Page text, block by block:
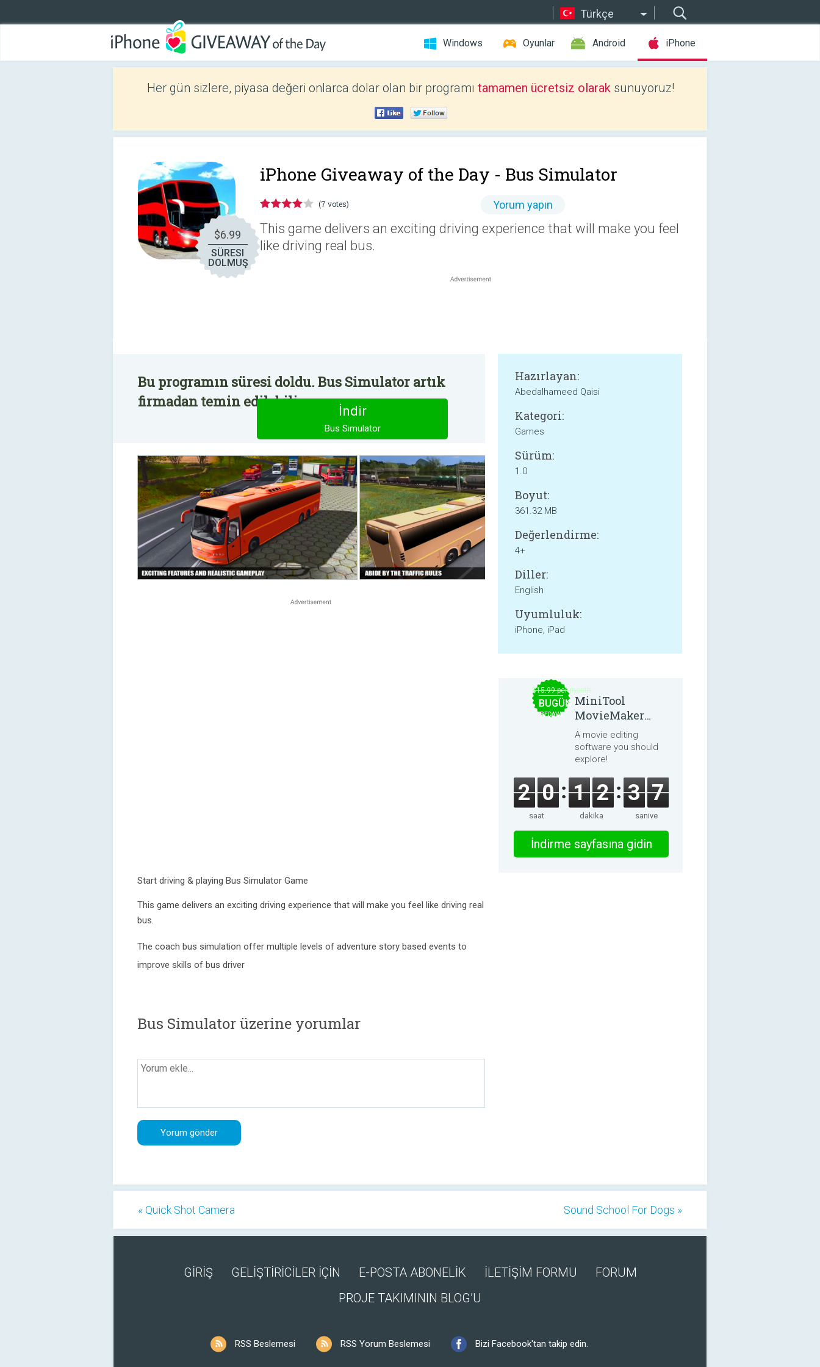
Türkçe
Windows Oyunlar Android iPhone
Her gün sizlere, piyasa değeri onlarca dolar olan bir programı tamamen ücretsiz olarak sunuyoruz!
$6.99
SÜRESI
DOLMUŞ
iPhone Giveaway of the Day - Bus Simulator
(7 votes) Yorum yapın
This game delivers an exciting driving experience that will make you feel
like driving real bus.
Bu programın süresi doldu. Bus Simulator artık
firmadan temin edilebilir.
İndir
Bus Simulator
Start driving & playing Bus Simulator Game
This game delivers an exciting driving experience that will make you feel like driving real
bus.
The coach bus simulation offer multiple levels of adventure story based events to
improve skills of bus driver
Hazırlayan:
Abedalhameed Qaisi
Kategori:
Games
Sürüm:
1.0
Boyut:
361.32 MB
Değerlendirme:
4+
Diller:
English
Uyumluluk:
iPhone, iPad
Bus Simulator üzerine yorumlar
$15.99 per month
BUGÜN
BEDAVA
MiniTool
MovieMaker
8.8.0
A movie editing
software you should
explore!
2 0
saat
1 2
dakika
3 6
saniye
İndirme sayfasına gidin
« Quick Shot Camera Sound School For Dogs »
GİRİŞ GELİŞTİRİCİLER İÇİN E-POSTA ABONELİK İLETİŞİM FORMU
FORUM
PROJE TAKIMININ BLOG’U
RSS Beslemesi RSS Yorum Beslemesi Bizi Facebook'tan takip edin.